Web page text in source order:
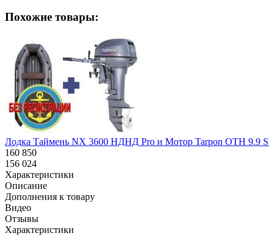
Похожие товары:
Лодка Таймень NX 3600 НДНД Pro и Мотор Tarpon OTH 9.9 S
160 850
156 024
Характеристики
Описание
Дополнения к товару
Видео
Отзывы
Характеристики